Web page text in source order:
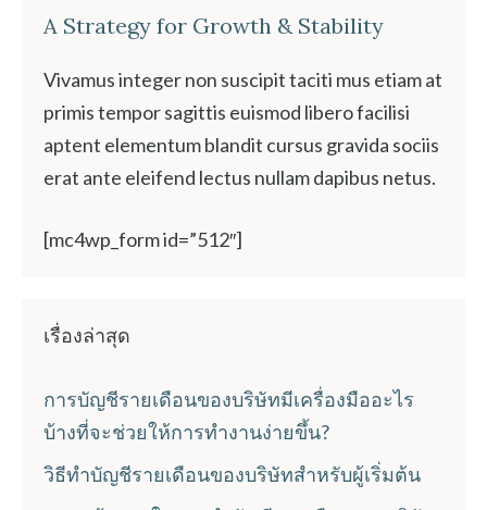
A Strategy for Growth & Stability
Vivamus integer non suscipit taciti mus etiam at
primis tempor sagittis euismod libero facilisi
aptent elementum blandit cursus gravida sociis
erat ante eleifend lectus nullam dapibus netus.
[mc4wp_form id=”512″]
เรื่องล่าสุด
การบัญชีรายเดือนของบริษัทมีเครื่องมืออะไร
บ้างที่จะช่วยให้การทำงานง่ายขึ้น?
วิธีทำบัญชีรายเดือนของบริษัทสำหรับผู้เริ่มต้น